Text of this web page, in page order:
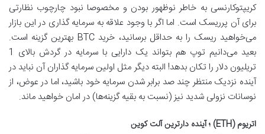
کریپتوکارنسی به خاطر نوظهور بودن و مخصوصا نبود چارچوب نظارتی
برای آن پرریسک است. اما اگر با وجود علاقه به سرمایه گذاری در این بازار
می‌خواهید ریسک را به حداقل برسانید، خرید BTC بهترین گزینه است.
بعید می‌دانیم توپ هم بتواند یک دارایی با سرمایه در گردش بالای 1
تریلیون دلار را تکان بدهد! البته دیگر مثل اولین سرمایه گذاران آن نباید در
آینده نزدیک منتظر چند صد برابر شدن سرمایه خود باشید، اما در عوض، از
نوسانات نزولی شدید نیز (نسبت به بقیه گزینه‌ها) در امان خواهید ماند.
اتریوم (ETH) ؛ آینده دارترین آلت کوین